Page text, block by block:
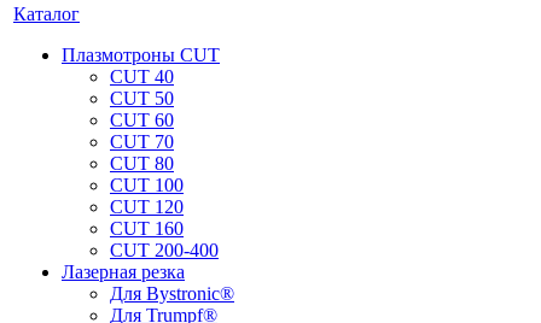
Каталог
Плазмотроны CUT
CUT 40
CUT 50
CUT 60
CUT 70
CUT 80
CUT 100
CUT 120
CUT 160
CUT 200-400
Лазерная резка
Для Bystronic®
Для Trumpf®